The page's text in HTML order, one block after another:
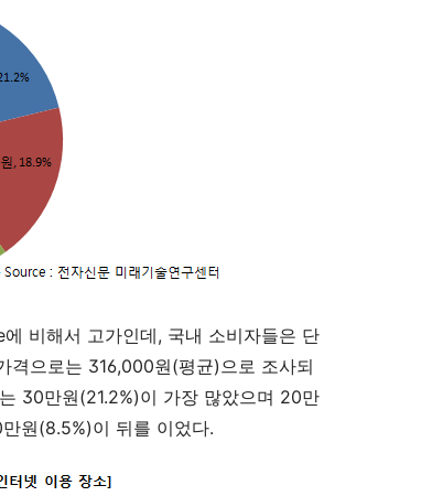
비해서 고가인데, 국내 소비자들은 단
격으로는 316,000원(평균)으로 조사되
30만원(21.2%)이 가장 많았으며 20만
만원(8.5%)이 뒤를 이었다.